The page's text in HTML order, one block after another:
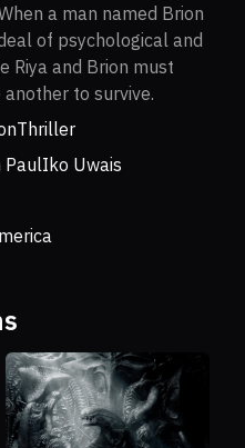
a man named Brion
of psychological and
Riya and Brion must
to survive.
Thriller
PaulIko Uwais